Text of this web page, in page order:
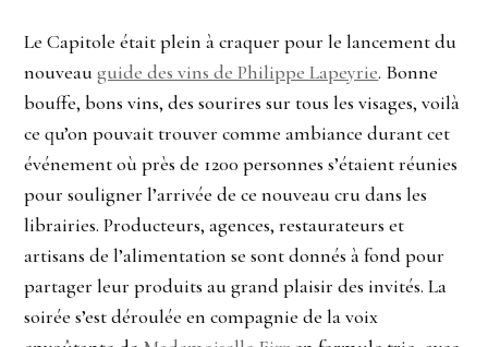
Le Capitole était plein à craquer pour le lancement du
nouveauguide des vins de Philippe Lapeyrie. Bonne
bouffe, bons vins, des sourires sur tous les visages, voilà
ce qu’on pouvait trouver comme ambiance durant cet
événement où près de 1200 personnes s’étaient réunies
pour souligner l’arrivée de ce nouveau cru dans les
librairies. Producteurs, agences, restaurateurs et
artisans de l’alimentation se sont donnés à fond pour
partager leur produits au grand plaisir des invités. La
soirée s’est déroulée en compagnie de la voix